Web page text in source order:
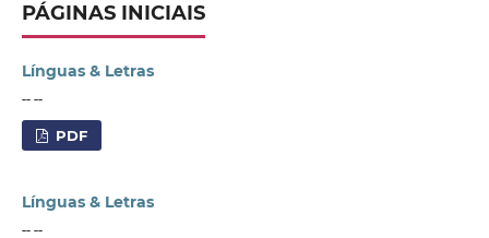
PÁGINAS INICIAIS
Línguas & Letras
-- --
PDF
Línguas & Letras
-- --